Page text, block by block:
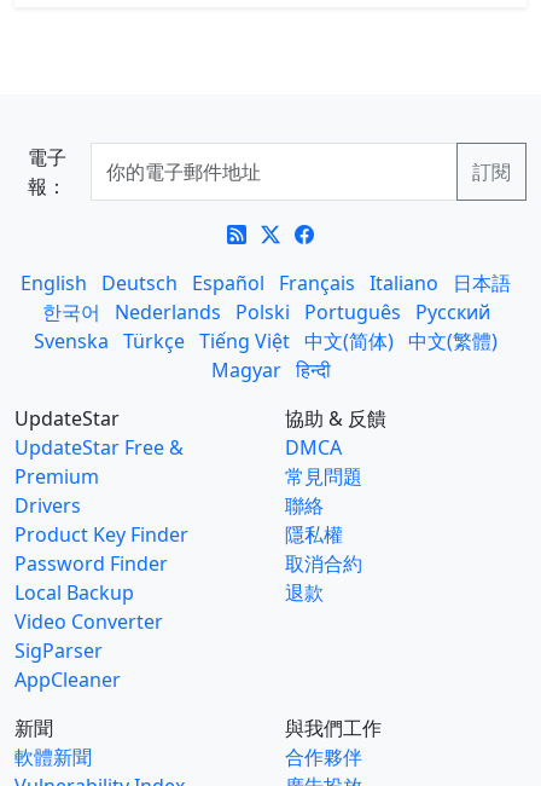
電子
報：
English Deutsch Español Français Italiano
日本語
한국어
Nederlands Polski Português
Русский
Svenska Türkçe Tiếng Việt 中文(简体) 中文(繁體)
Magyar हिन्दी
UpdateStar
UpdateStar Free &
Premium
Drivers
Product Key Finder
Password Finder
Local Backup
Video Converter
SigParser
AppCleaner
協助 & 反饋
DMCA
常見問題
聯絡
隱私權
取消合約
退款
新聞
軟體新聞
與我們工作
合作夥伴